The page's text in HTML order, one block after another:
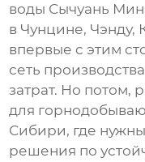
воды Сычуань
в Чунцине, Чэнду,
впервые с этим
сеть
затрат. Но потом,
для
Сибири, где
решения по